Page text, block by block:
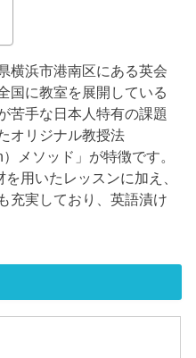
横浜市港南区にある英会
国に教室を展開している
苦手な日本人特有の課題
オリジナル教授法
メソッド」が特徴です。
用いたレッスンに加え、
充実しており、英語漬け